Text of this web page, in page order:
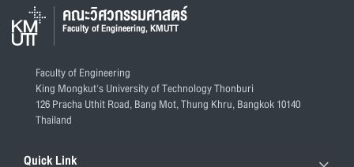
คณะวิศวกรรมศาสตร์
Faculty of Engineering, KMUTT
Faculty of Engineering
King Mongkut's University of Technology Thonburi
126 Pracha Uthit Road, Bang Mot, Thung Khru, Bangkok 10140
Thailand
Quick Link